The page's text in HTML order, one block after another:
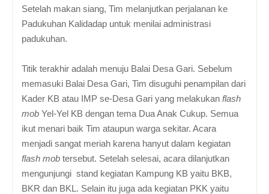
Setelah makan siang, Tim melanjutkan perjalanan ke
Padukuhan Kalidadap untuk menilai administrasi
padukuhan.
Titik terakhir adalah menuju Balai Desa Gari. Sebelum
memasuki Balai Desa Gari, Tim disuguhi penampilan dari
Kader KB atau IMP se-Desa Gari yang melakukan flash
mob Yel-Yel KB dengan tema Dua Anak Cukup. Semua
ikut menari baik Tim ataupun warga sekitar. Acara
menjadi sangat meriah karena hanyut dalam kegiatan
flash mob tersebut. Setelah selesai, acara dilanjutkan
mengunjungi stand kegiatan Kampung KB yaitu BKB,
BKR dan BKL. Selain itu juga ada kegiatan PKK yaitu